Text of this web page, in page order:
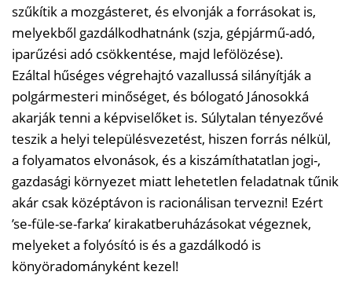
szűkítik a mozgásteret, és elvonják a forrásokat is,
melyekből gazdálkodhatnánk (szja, gépjármű-adó,
iparűzési adó csökkentése, majd lefölözése).
Ezáltal hűséges végrehajtó vazallussá silányítják a
polgármesteri minőséget, és bólogató Jánosokká
akarják tenni a képviselőket is. Súlytalan tényezővé
teszik a helyi településvezetést, hiszen forrás nélkül,
a folyamatos elvonások, és a kiszámíthatatlan jogi-,
gazdasági környezet miatt lehetetlen feladatnak tűnik
akár csak középtávon is racionálisan tervezni! Ezért
’se-füle-se-farka’ kirakatberuházásokat végeznek,
melyeket a folyósító is és a gazdálkodó is
könyöradományként kezel!